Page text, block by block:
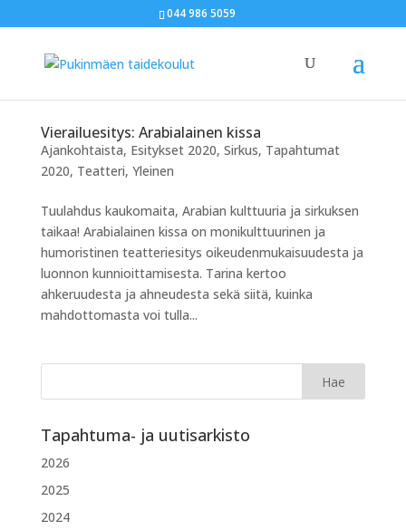
044 986 5059
Vierailuesitys: Arabialainen kissa
Ajankohtaista, Esitykset 2020, Sirkus, Tapahtumat
2020, Teatteri, Yleinen
Tuulahdus kaukomaita, Arabian kulttuuria ja sirkuksen
taikaa! Arabialainen kissa on monikulttuurinen ja
humoristinen teatteriesitys oikeudenmukaisuudesta ja
luonnon kunnioittamisesta. Tarina kertoo
ahkeruudesta ja ahneudesta sekä siitä, kuinka
mahdottomasta voi tulla...
Tapahtuma- ja uutisarkisto
2026
2025
2024